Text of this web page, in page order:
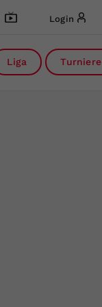
Login
Liga Turniere